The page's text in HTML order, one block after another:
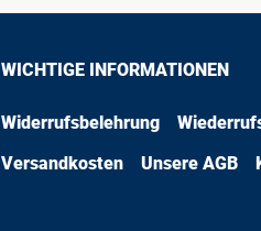
WICHTIGE INFORMATIONEN
Widerrufsbelehrung
Versandkosten
Unsere AGB